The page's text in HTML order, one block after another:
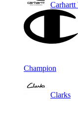
Carhartt
Champion
Clarks